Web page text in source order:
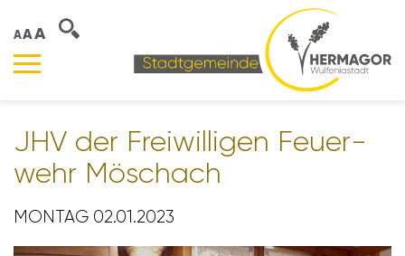
AAA
JHV der Frei­wil­ligen Feuer­
wehr Möschach
MONTAG 02.01.2023